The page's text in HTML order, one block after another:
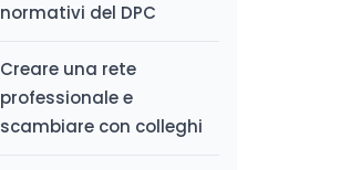
normativi del DPC
Creare una rete
professionale e
scambiare con colleghi